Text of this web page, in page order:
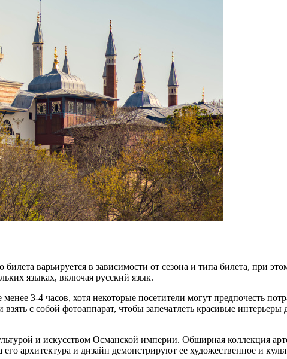
варьируется в зависимости от сезона и типа билета, при
языках, включая русский язык.
3-4 часов, хотя некоторые посетители могут предпочесть
с собой фотоаппарат, чтобы запечатлеть красивые
и искусством Османской империи. Обширная коллекция
архитектура и дизайн демонстрируют ее художественное и